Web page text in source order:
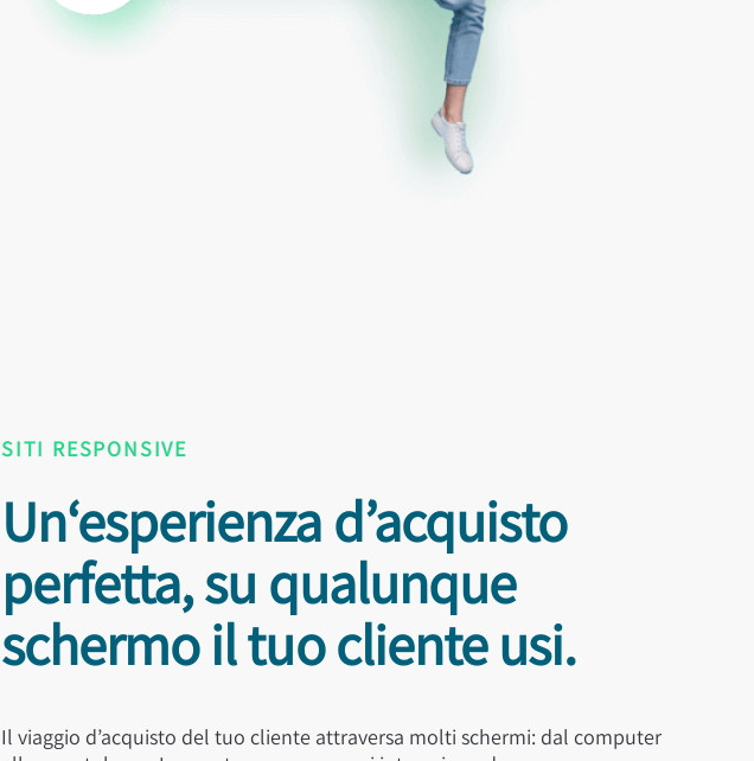
SITI RESPONSIVE
Un‘esperienza d’acquisto
perfetta, su qualunque
schermo il tuo cliente usi.
Il viaggio d’acquisto del tuo cliente attraversa molti schermi: dal computer